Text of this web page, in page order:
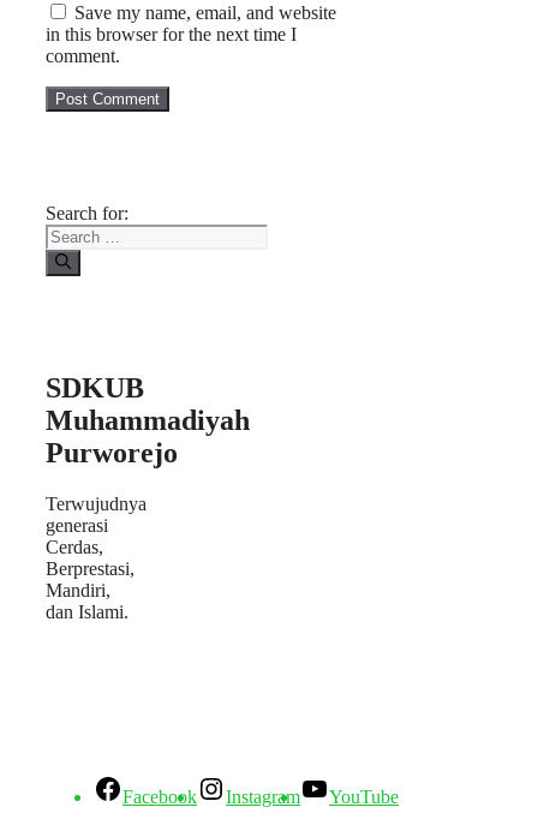
Save my name, email, and website
in this browser for the next time I
comment.
Search for:
SDKUB
Muhammadiyah
Purworejo
Terwujudnya
generasi
Cerdas,
Berprestasi,
Mandiri,
dan Islami.
Facebook Instagram YouTube